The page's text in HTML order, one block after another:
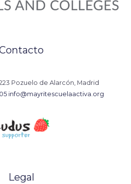
Pozuelo de Alarcón, Madrid
info@mayritescuelaactiva.org
Legal